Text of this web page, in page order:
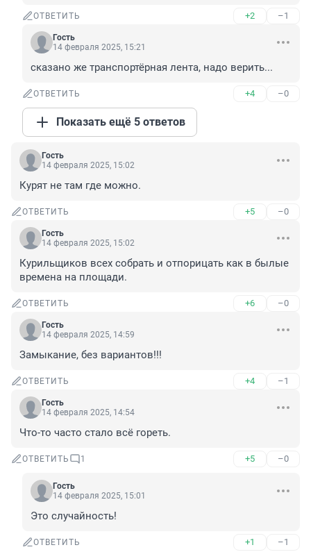
ОТВЕТИТЬ +2 –1
Гость
14 февраля 2025, 15:21
сказано же транспортёрная лента, надо верить...
ОТВЕТИТЬ +4 –0
Показать ещё 5 ответов
Гость
14 февраля 2025, 15:02
Курят не там где можно.
ОТВЕТИТЬ +5 –0
Гость
14 февраля 2025, 15:02
Курильщиков всех собрать и отпорицать как в былые
времена на площади.
ОТВЕТИТЬ +6 –0
Гость
14 февраля 2025, 14:59
Замыкание, без вариантов!!!
ОТВЕТИТЬ +4 –1
Гость
14 февраля 2025, 14:54
Что-то часто стало всё гореть.
ОТВЕТИТЬ 1 +5 –0
Гость
14 февраля 2025, 15:01
Это случайность!
ОТВЕТИТЬ +1 –1